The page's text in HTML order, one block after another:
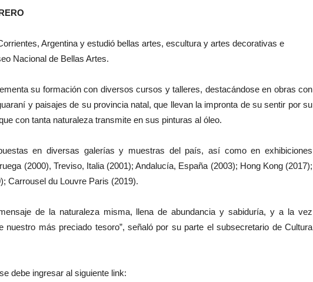
Argentina y estudió bellas artes, escultura y artes decorativas e
Nacional de Bellas Artes.
su formación con diversos cursos y talleres, destacándose en obras con
y paisajes de su provincia natal, que llevan la impronta de su sentir por su
con tanta naturaleza transmite en sus pinturas al óleo.
en diversas galerías y muestras del país, así como en exhibiciones
(2000), Treviso, Italia (2001); Andalucía, España (2003); Hong Kong (2017);
Carrousel du Louvre Paris (2019).
de la naturaleza misma, llena de abundancia y sabiduría, y a la vez
nuestro más preciado tesoro”, señaló por su parte el subsecretario de Cultura
debe ingresar al siguiente link: